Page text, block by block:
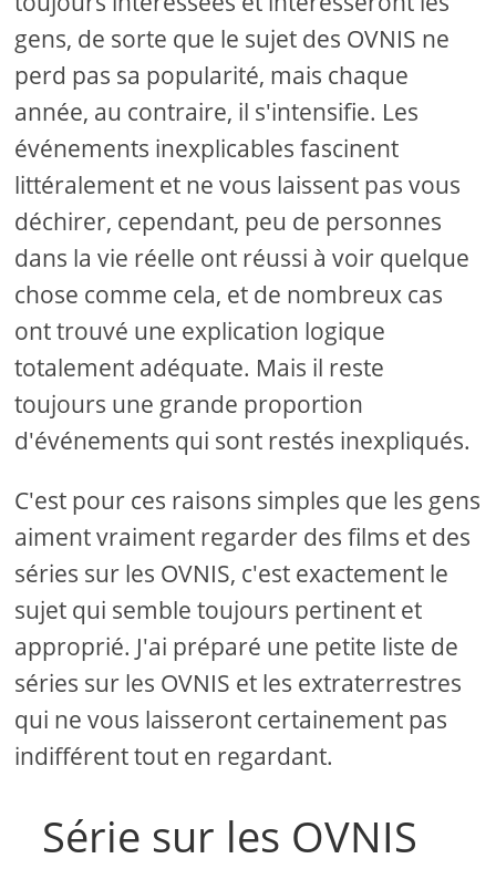
gens, de sorte que le sujet des OVNIS ne
perd pas sa popularité, mais chaque
année, au contraire, il s'intensifie. Les
événements inexplicables fascinent
littéralement et ne vous laissent pas vous
déchirer, cependant, peu de personnes
dans la vie réelle ont réussi à voir quelque
chose comme cela, et de nombreux cas
ont trouvé une explication logique
totalement adéquate. Mais il reste
toujours une grande proportion
d'événements qui sont restés inexpliqués.
C'est pour ces raisons simples que les gens
aiment vraiment regarder des films et des
séries sur les OVNIS, c'est exactement le
sujet qui semble toujours pertinent et
approprié. J'ai préparé une petite liste de
séries sur les OVNIS et les extraterrestres
qui ne vous laisseront certainement pas
indifférent tout en regardant.
Série sur les OVNIS